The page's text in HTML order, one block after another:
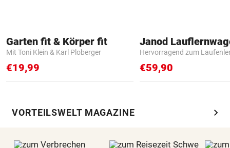
Garten fit & Körper fit
Mit Toni Klein & Karl Ploberger
€19,99
Janod
Hervorragend zum
€59,90
VORTEILSWELT MAGAZINE chevron_right